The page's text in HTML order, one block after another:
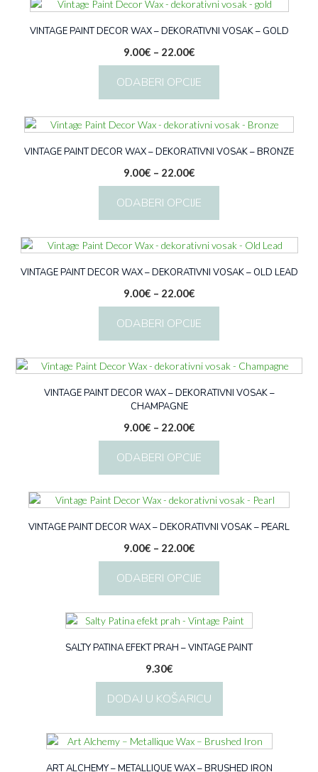
VINTAGE PAINT DECOR WAX – DEKORATIVNI VOSAK – GOLD
9.00€ – 22.00€Raspon
cijena:
od
9.00€
do
22.00€
ODABERI OPCIJE
proizvod
ima
više
Opcije
mogu
na
stranici
proizvoda
VINTAGE PAINT DECOR WAX – DEKORATIVNI VOSAK – BRONZE
9.00€ – 22.00€Raspon
cijena:
od
9.00€
do
22.00€
ODABERI OPCIJE
proizvod
ima
više
Opcije
mogu
na
stranici
proizvoda
VINTAGE PAINT DECOR WAX – DEKORATIVNI VOSAK – OLD LEAD
9.00€ – 22.00€Raspon
cijena:
od
9.00€
do
22.00€
ODABERI OPCIJE
proizvod
ima
više
varijanti.
Opcije
mogu
stranici
proizvoda
VINTAGE PAINT DECOR WAX – DEKORATIVNI VOSAK –
CHAMPAGNE
9.00€ – 22.00€Raspon
cijena:
od
9.00€
do
22.00€
ODABERI OPCIJE
proizvod
ima
više
Opcije
mogu
na
stranici
proizvoda
VINTAGE PAINT DECOR WAX – DEKORATIVNI VOSAK – PEARL
9.00€ – 22.00€Raspon
cijena:
od
9.00€
do
22.00€
ODABERI OPCIJE
proizvod
ima
više
Opcije
mogu
na
stranici
proizvoda
SALTY PATINA EFEKT PRAH – VINTAGE PAINT
9.30€
DODAJ U KOŠARICU
ART ALCHEMY – METALLIQUE WAX – BRUSHED IRON